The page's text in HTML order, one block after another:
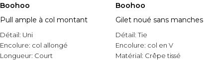
Boohoo
Pull ample à col montant
Détail: Uni
Encolure: col allongé
Longueur: Court
Boohoo
Gilet noué sans manches
Détail:Tie
Encolure: col en V
Matérial: Crêpe tissé